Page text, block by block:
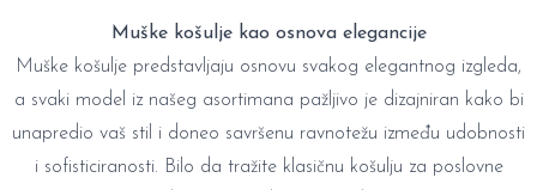
Muške košulje kao osnova elegancije
Muške košulje predstavljaju osnovu svakog elegantnog izgleda,
a svaki model iz našeg asortimana pažljivo je dizajniran kako bi
unapredio vaš stil i doneo savršenu ravnotežu između udobnosti
i sofisticiranosti. Bilo da tražite klasičnu košulju za poslovne